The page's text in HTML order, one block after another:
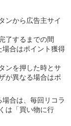
ンから広告主サイ
了するまでの間
合はポイント獲得
ンを押した時とサ
が異なる場合はポ
合は、毎回リコラ
は「買い物に行